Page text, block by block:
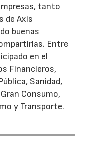
tanto
de Axis
buenas
Entre
en el
Financieros,
Sanidad,
Consumo,
y Transporte.